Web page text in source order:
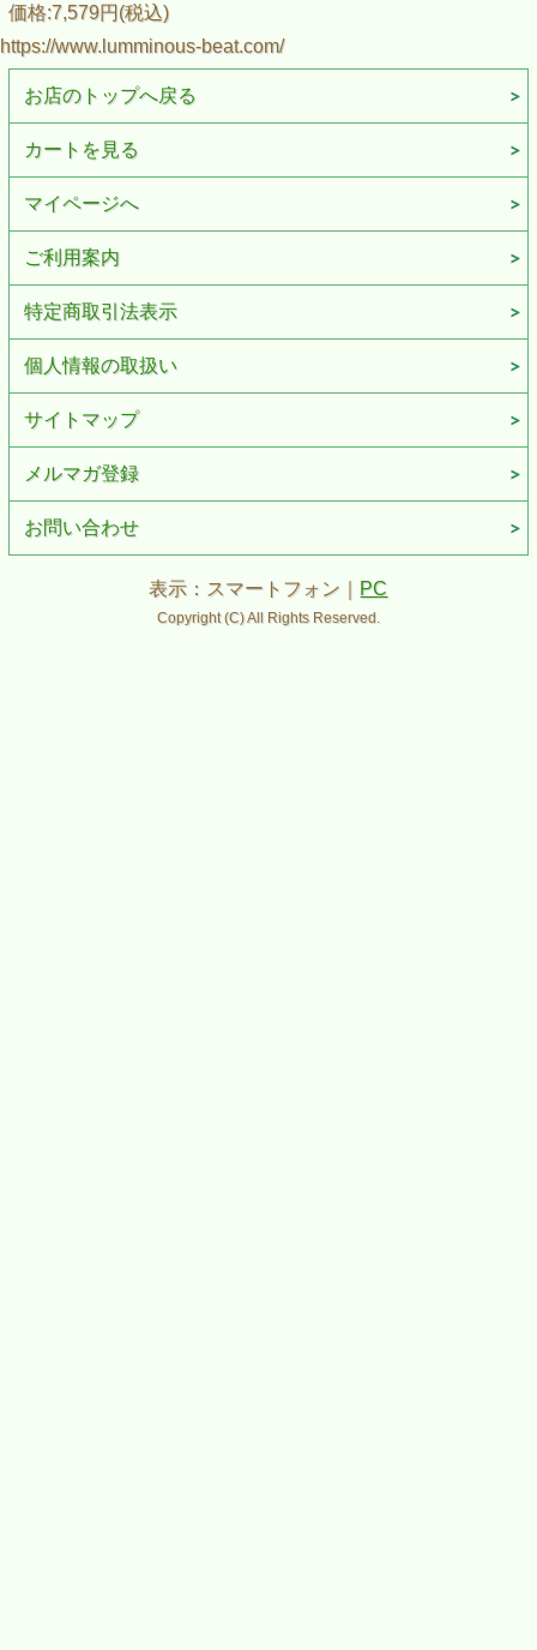
価格:7,579円(税込)
https://www.lumminous-beat.com/
お店のトップへ戻る
カートを見る
マイページへ
ご利用案内
特定商取引法表示
個人情報の取扱い
サイトマップ
メルマガ登録
お問い合わせ
表示：スマートフォン｜ PC
Copyright (C) All Rights Reserved.